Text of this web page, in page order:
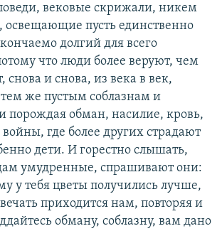
вековые скрижали, никем
освещающие пусть единственно
долгий для всего
что люди более веруют, чем
снова и снова, из века в век,
тем же пустым соблазнам и
порождая обман, насилие, кровь,
войны, где более других страдают
дети. И горестно слышать,
умудренные, спрашивают они:
у тебя цветы получились лучше,
приходится нам, повторяя и
обману, соблазну, вам дано